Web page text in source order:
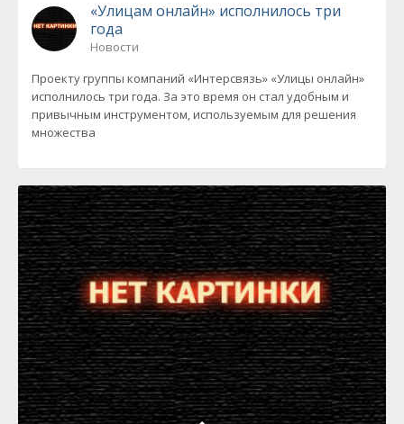
«Улицам онлайн» исполнилось три
года
Новости
Проекту группы компаний «Интерсвязь» «Улицы онлайн»
исполнилось три года. За это время он стал удобным и
привычным инструментом, используемым для решения
множества